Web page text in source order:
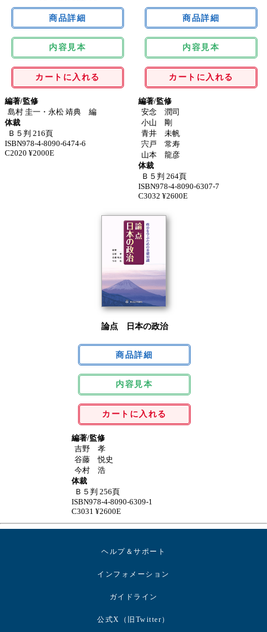
内容見本
カートに入れる
編著/監修
島村 圭一・永松 靖典 編
体裁
Ｂ５判 216頁
ISBN978-4-8090-6474-6
C2020 ¥2000E
内容見本
カートに入れる
編著/監修
安念 潤司
小山 剛
青井 未帆
宍戸 常寿
山本 龍彦
体裁
Ｂ５判 264頁
ISBN978-4-8090-6307-7
C3032 ¥2600E
論点 日本の政治
内容見本
カートに入れる
編著/監修
吉野 孝
谷藤 悦史
今村 浩
体裁
Ｂ５判 256頁
ISBN978-4-8090-6309-1
C3031 ¥2600E
ヘルプ＆サポート
インフォメーション
ガイドライン
公式X（旧Twitter）